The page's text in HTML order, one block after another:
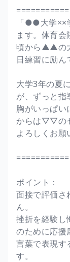
「●●大学
ます。体育
頃から▲▲の
日練習に励ん
大学3年の夏
が、ずっと指
胸がいっぱい
からは▽▽の
よろしくお願
ポイント：
面接で評価さ
ん。
挫折を経験し
のために応援
言葉で表現す
す。